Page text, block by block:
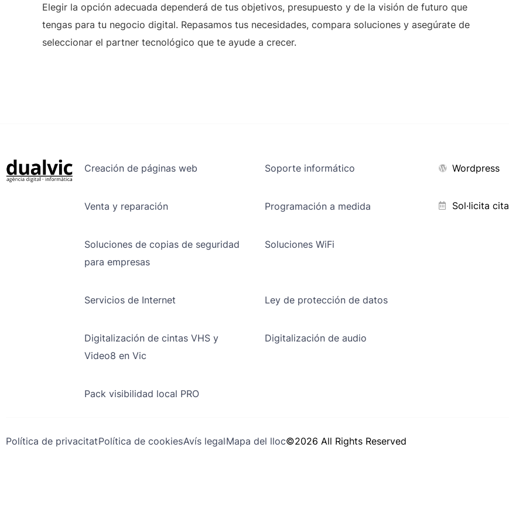
Elegir la opción adecuada dependerá de tus objetivos, presupuesto y de la visión de futuro que
tengas para tu negocio digital. Repasamos tus necesidades, compara soluciones y asegúrate de
seleccionar el partner tecnológico que te ayude a crecer.
Creación de páginas web Soporte informático
Venta y reparación Programación a medida
Soluciones de copias de seguridad
para empresas
Soluciones WiFi
Servicios de Internet Ley de protección de datos
Digitalización de cintas VHS y
Video8 en Vic
Digitalización de audio
Pack visibilidad local PRO
Wordpress
Sol·licita cita
Política de privacitatPolítica de cookiesAvís legalMapa del lloc©2026 All Rights Reserved